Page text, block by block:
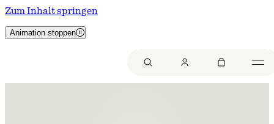
Zum Inhalt springen
Animation stoppen